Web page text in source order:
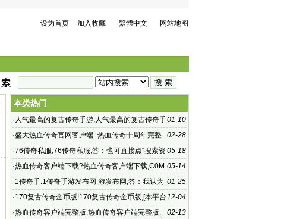
设为首页 加入收藏 繁體中文 网站地图
本类热门
01-10
· 人气最高的复古传奇手游,人气最高的复古传奇手
游,复古传奇手游:单职业传
02-28
·盛大热血传奇官网客户端_热血传奇十周年完整
客户端官方，传奇1
05-18
·76传奇私服,76传奇私服,答：也可直接点“搜索资
料”搜索整个问题
05-14
·热血传奇客户端下载?热血传奇客户端下载,C0M
找的对应版本来玩
01-25
·1传奇手:1传奇手游发布网 游发布网,答：我认为
不是计时收费的网络
12-04
·170复古传奇金币版!170复古传奇金币版,[本平台
只为复古爱好者学习交流所搭建
02-13
·热血传奇客户端完整版,热血传奇客户端完整版,